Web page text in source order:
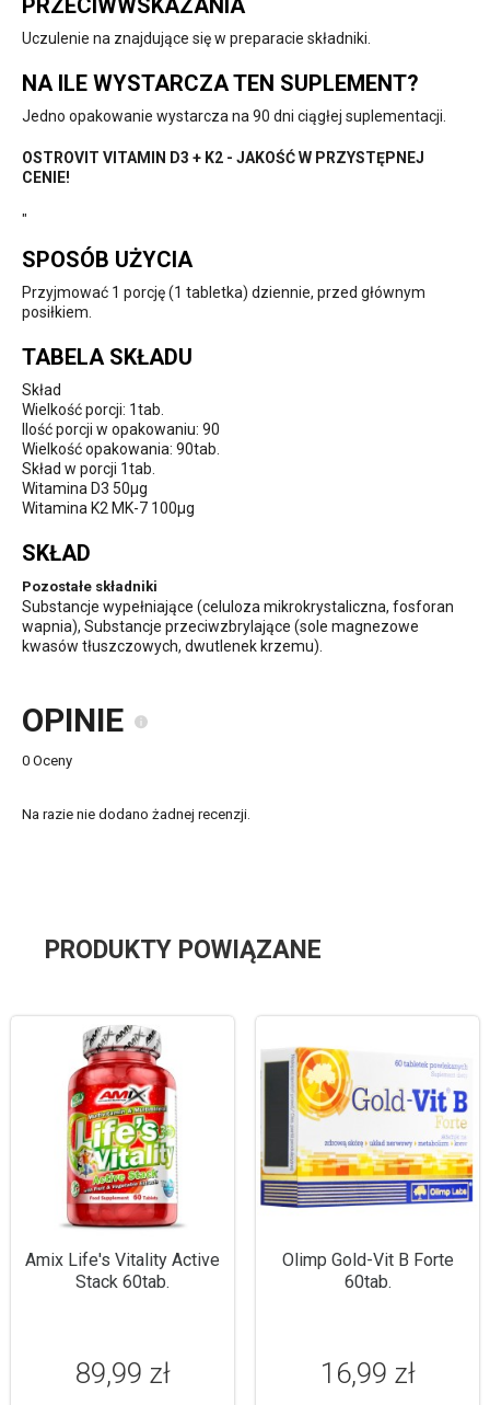
PRZECIWWSKAZANIA
Uczulenie na znajdujące się w preparacie składniki.
NA ILE WYSTARCZA TEN SUPLEMENT?
Jedno opakowanie wystarcza na 90 dni ciągłej suplementacji.
OSTROVIT VITAMIN D3 + K2 - JAKOŚĆ W PRZYSTĘPNEJ
CENIE!
"
SPOSÓB UŻYCIA
Przyjmować 1 porcję (1 tabletka) dziennie, przed głównym
posiłkiem.
TABELA SKŁADU
Skład
Wielkość porcji: 1tab.
Ilość porcji w opakowaniu: 90
Wielkość opakowania: 90tab.
Skład w porcji 1tab.
Witamina D3 50µg
Witamina K2 MK-7 100µg
SKŁAD
Pozostałe składniki
Substancje wypełniające (celuloza mikrokrystaliczna, fosforan
wapnia), Substancje przeciwzbrylające (sole magnezowe
kwasów tłuszczowych, dwutlenek krzemu).
OPINIE
0 Oceny
Na razie nie dodano żadnej recenzji.
PRODUKTY POWIĄZANE
Amix Life's Vitality Active
Stack 60tab.
89,99 zł
Olimp Gold-Vit B Forte
60tab.
16,99 zł